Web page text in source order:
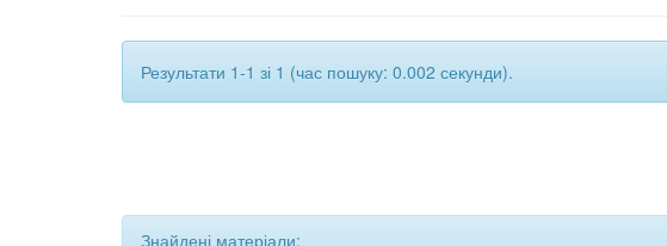
Результати 1-1 зі 1 (час пошуку: 0.002 секунди).
Знайдені матеріали: